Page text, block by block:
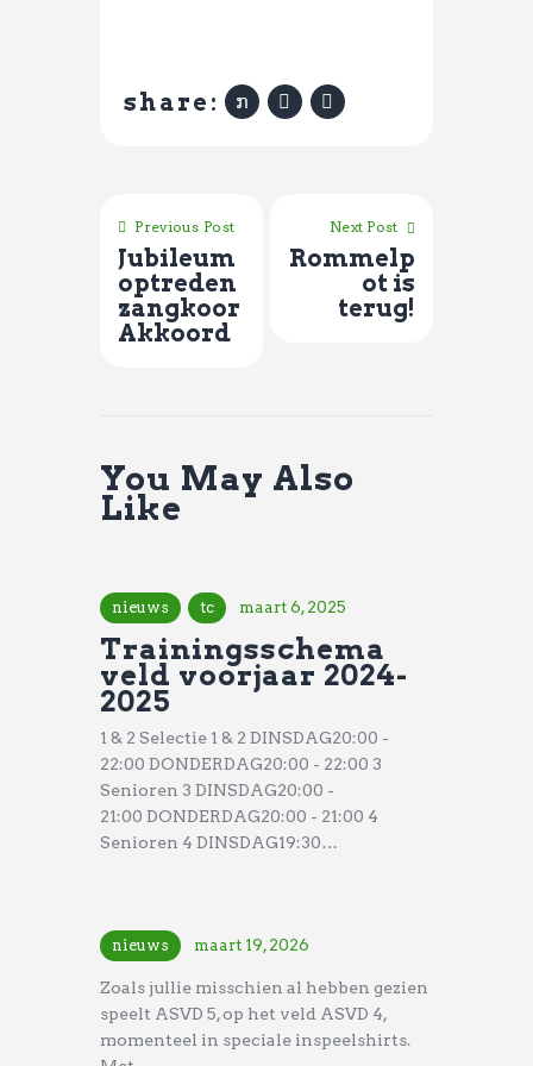
share:
Previous Post
Jubileum
optreden
zangkoor
Akkoord
Next Post
Rommelp
ot is
terug!
You May Also
Like
nieuws tc maart 6, 2025
Trainingsschema
veld voorjaar 2024-
2025
1 & 2 Selectie 1 & 2 DINSDAG20:00 -
22:00 DONDERDAG20:00 - 22:00 3
Senioren 3 DINSDAG20:00 -
21:00 DONDERDAG20:00 - 21:00 4
Senioren 4 DINSDAG19:30…
nieuws maart 19, 2026
Zoals jullie misschien al hebben gezien
speelt ASVD 5, op het veld ASVD 4,
momenteel in speciale inspeelshirts.